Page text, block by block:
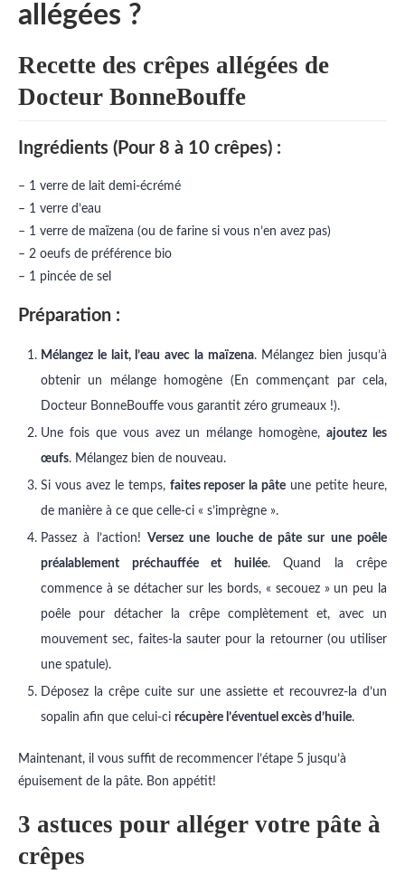
allégées ?
Recette des crêpes allégées de
Docteur BonneBouffe
Ingrédients (Pour 8 à 10 crêpes) :
– 1 verre de lait demi-écrémé
– 1 verre d’eau
– 1 verre de maïzena (ou de farine si vous n’en avez pas)
– 2 oeufs de préférence bio
– 1 pincée de sel
Préparation :
Mélangez le lait, l’eau avec la maïzena. Mélangez bien jusqu’à
obtenir un mélange homogène (En commençant par cela,
Docteur BonneBouffe vous garantit zéro grumeaux !).
Une fois que vous avez un mélange homogène,ajoutez les
œufs. Mélangez bien de nouveau.
Si vous avez le temps, faites reposer la pâte une petite heure,
de manière à ce que celle-ci « s’imprègne ».
Passez à l’action! Versez une louche de pâte sur une poêle
préalablement préchauffée et huilée. Quand la crêpe
commence à se détacher sur les bords, « secouez » un peu la
poêle pour détacher la crêpe complètement et, avec un
mouvement sec, faites-la sauter pour la retourner (ou utiliser
une spatule).
Déposez la crêpe cuite sur une assiette et recouvrez-la d’un
sopalin afin que celui-ci récupère l’éventuel excès d’huile.
Maintenant, il vous suffit de recommencer l’étape 5 jusqu’à
épuisement de la pâte. Bon appétit!
3 astuces pour alléger votre pâte à
crêpes